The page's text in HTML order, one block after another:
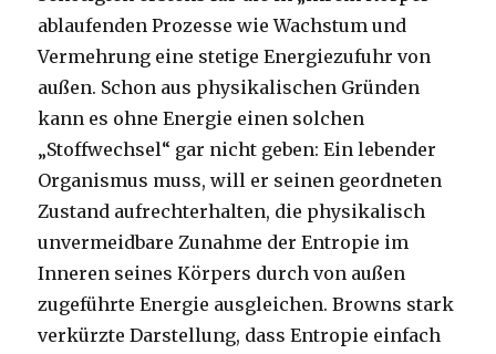
ablaufenden Prozesse wie Wachstum und
Vermehrung eine stetige Energiezufuhr von
außen. Schon aus physikalischen Gründen
kann es ohne Energie einen solchen
„Stoffwechsel“ gar nicht geben: Ein lebender
Organismus muss, will er seinen geordneten
Zustand aufrechterhalten, die physikalisch
unvermeidbare Zunahme der Entropie im
Inneren seines Körpers durch von außen
zugeführte Energie ausgleichen. Browns stark
verkürzte Darstellung, dass Entropie einfach